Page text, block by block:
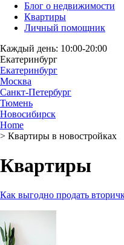
Блог о недвижимости
Квартиры
Личный помощник
Каждый день: 10:00-20:00
Екатеринбург
Екатеринбург
Москва
Санкт-Петербург
Тюмень
Новосибирск
Home
> Квартиры в новостройках
Квартиры
Как выгодно продать